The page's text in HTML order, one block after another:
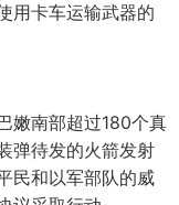
用卡车运输武器的
嫩南部超过180个真
弹待发的火箭发射
民和以军部队的威